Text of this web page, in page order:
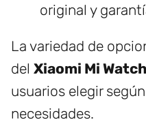
original y
La variedad de
del Xiaomi Mi Watch
usuarios elegir
necesidades.